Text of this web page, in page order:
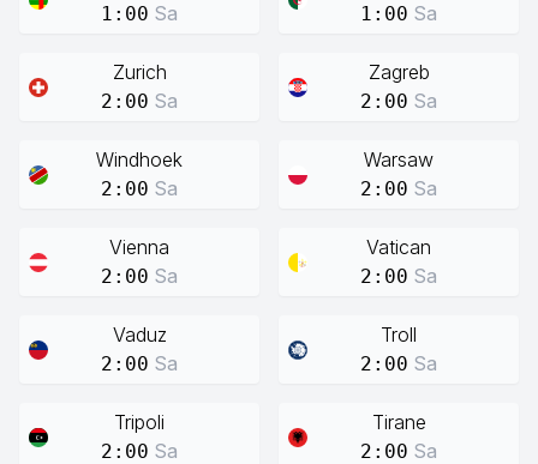
1:00 Sa 1:00 Sa
Zurich
2:00 Sa
Zagreb
2:00 Sa
Windhoek
2:00 Sa
Warsaw
2:00 Sa
Vienna
2:00 Sa
Vatican
2:00 Sa
Vaduz
2:00 Sa
Troll
2:00 Sa
Tripoli
2:00 Sa
Tirane
2:00 Sa